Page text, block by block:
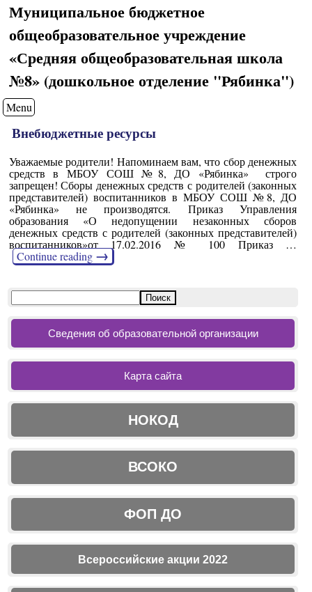
Муниципальное бюджетное
общеобразовательное учреждение
«Средняя общеобразовательная школа
№8» (дошкольное отделение "Рябинка")
Menu
Внебюджетные ресурсы
Уважаемые родители! Напоминаем вам, что сбор денежных
средств в МБОУ СОШ №8, ДО «Рябинка» строго
запрещен! Сборы денежных средств с родителей (законных
представителей) воспитанников в МБОУ СОШ №8, ДО
«Рябинка» не производятся. Приказ Управления
образования «О недопущении незаконных сборов
денежных средств с родителей (законных представителей)
воспитанников»от 17.02.2016 № 100 Приказ …
Continue reading→
Сведения об образовательной организации
Карта сайта
НОКОД
ВСОКО
ФОП ДО
Всероссийские акции 2022